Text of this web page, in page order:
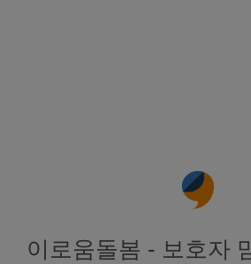
이로움돌봄 - 보호자